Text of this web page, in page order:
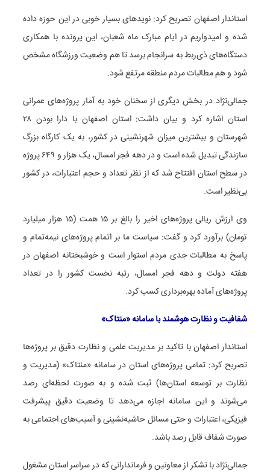
استاندار اصفهان تصریح کرد: نویدهای بسیار خوبی در این حوزه داده
شده و امیدواریم در ایام مبارک ماه شعبان، این پرونده با همکاری
دستگاه‌های ذی‌ربط به سرانجام برسد تا هم وضعیت ورزشگاه مشخص
شود و هم مطالبات مردم منطقه مرتفع شود.
جمالی‌نژاد در بخش دیگری از سخنان خود به آمار پروژه‌های عمرانی
استان اشاره کرد و بیان داشت: استان اصفهان با دارا بودن ۲۸
شهرستان و بیشترین میزان شهرنشینی در کشور، به یک کارگاه بزرگ
سازندگی تبدیل شده است و در دهه فجر امسال، یک هزار و ۶۴۹ پروژه
در سطح استان افتتاح شد که از نظر تعداد و حجم اعتبارات، در کشور
بی‌نظیر است.
وی ارزش ریالی پروژه‌های اخیر را بالغ بر ۱۵ همت (۱۵ هزار میلیارد
تومان) برآورد کرد و گفت: سیاست ما بر اتمام پروژه‌های نیمه‌تمام و
پاسخ به مطالبات جدی مردم استوار است و خوشبختانه اصفهان در
هفته دولت و دهه فجر امسال، رتبه نخست کشور را در تعداد
پروژه‌های آماده بهره‌برداری کسب کرد.
شفافیت و نظارت هوشمند با سامانه «منتاک»
استاندار اصفهان با تاکید بر مدیریت علمی و نظارت دقیق بر پروژه‌ها
تصریح کرد: تمامی پروژه‌های استان در سامانه «منتاک» (مدیریت و
نظارت بر توسعه استان‌ها) ثبت شده و به صورت لحظه‌ای رصد
می‌شوند و این سامانه اجازه می‌دهد تا وضعیت دقیق پیشرفت
فیزیکی، اعتبارات و حتی مسائل حاشیه‌نشینی و آسیب‌های اجتماعی به
صورت شفاف قابل رصد باشد.
جمالی‌نژاد با تشکر از معاونین و فرماندارانی که در سراسر استان مشغول